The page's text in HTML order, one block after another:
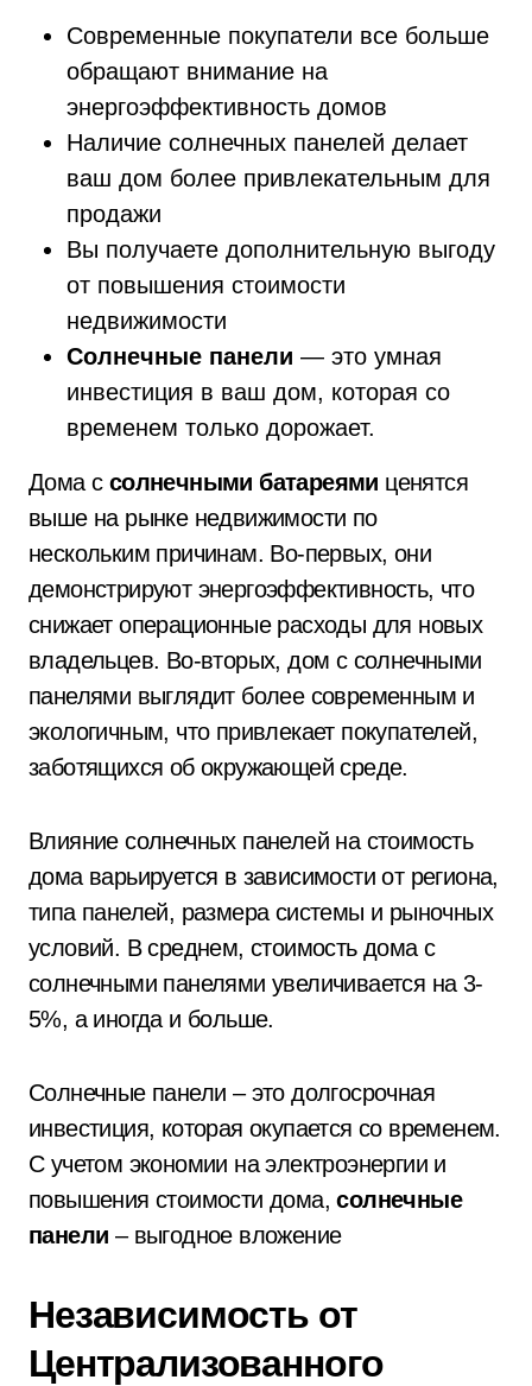
Современные покупатели все больше
обращают внимание на
энергоэффективность домов
Наличие солнечных панелей делает
ваш дом более привлекательным для
продажи
Вы получаете дополнительную выгоду
от повышения стоимости
недвижимости
Солнечные панели — это умная
инвестиция в ваш дом, которая со
временем только дорожает.
Дома с солнечными батареями ценятся
выше на рынке недвижимости по
нескольким причинам. Во-первых, они
демонстрируют энергоэффективность, что
снижает операционные расходы для новых
владельцев. Во-вторых, дом с солнечными
панелями выглядит более современным и
экологичным, что привлекает покупателей,
заботящихся об окружающей среде.
Влияние солнечных панелей на стоимость
дома варьируется в зависимости от региона,
типа панелей, размера системы и рыночных
условий. В среднем, стоимость дома с
солнечными панелями увеличивается на 3-
5%, а иногда и больше.
Солнечные панели – это долгосрочная
инвестиция, которая окупается со временем.
С учетом экономии на электроэнергии и
повышения стоимости дома,солнечные
панели – выгодное вложение
Независимость от
Централизованного